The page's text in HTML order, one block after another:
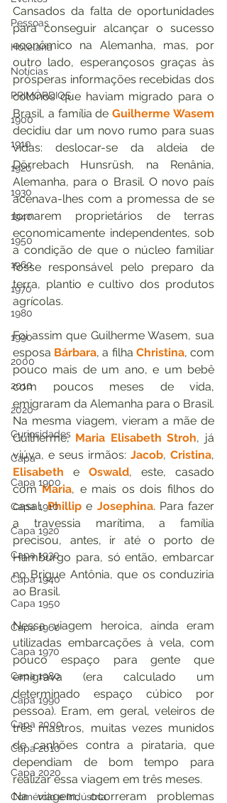
Pessoas
Hotelaria
Notícias
PRIMÓRDIOS
1900
1910
1920
1930
1940
1950
1960
1970
1980
1990
2000
2010
2020
Curiosidades
Capa
Capa 1900
Capa 1910
Capa 1920
Capa 1930
Capa 1940
Capa 1950
Capa 1960
Capa 1970
Capa 1980
Capa 1990
Capa 2000
Capa 2010
Capa 2020
Comércio e Indústria
Cansados da falta de oportunidades
para conseguir alcançar o sucesso
econômico na Alemanha, mas, por
outro lado, esperançosos graças às
prósperas informações recebidas dos
colonos que haviam migrado para o
Brasil, a família de Guilherme Wasem
decidiu dar um novo rumo para suas
vidas: deslocar-se da aldeia de
Dörrebach Hunsrüsh, na Renânia,
Alemanha, para o Brasil. O novo país
acenava-lhes com a promessa de se
tornarem proprietários de terras
economicamente independentes, sob
a condição de que o núcleo familiar
fosse responsável pelo preparo da
terra, plantio e cultivo dos produtos
agrícolas.
Foi assim que Guilherme Wasem, sua
esposa Bárbara, a filha Christina, com
pouco mais de um ano, e um bebê
com poucos meses de vida,
emigraram da Alemanha para o Brasil.
Na mesma viagem, vieram a mãe de
Guilherme, Maria Elisabeth Stroh, já
viúva, e seus irmãos: Jacob, Cristina
Elisabeth e Oswald, este, casado
com Maria, e mais os dois filhos do
casal, Phillip e Josephina. Para fazer
a travessia marítima, a família
precisou, antes, ir até o porto de
Hamburgo para, só então, embarcar
no Brigue Antônia, que os conduziria
ao Brasil.
Nessa viagem heroica, ainda eram
utilizadas embarcações à vela, com
pouco espaço para gente que
emigrava (era calculado um
determinado espaço cúbico por
pessoa). Eram, em geral, veleiros de
três mastros, muitas vezes munidos
de canhões contra a pirataria, que
dependiam de bom tempo para
realizar essa viagem em três meses.
Na viagem, ocorreram problemas